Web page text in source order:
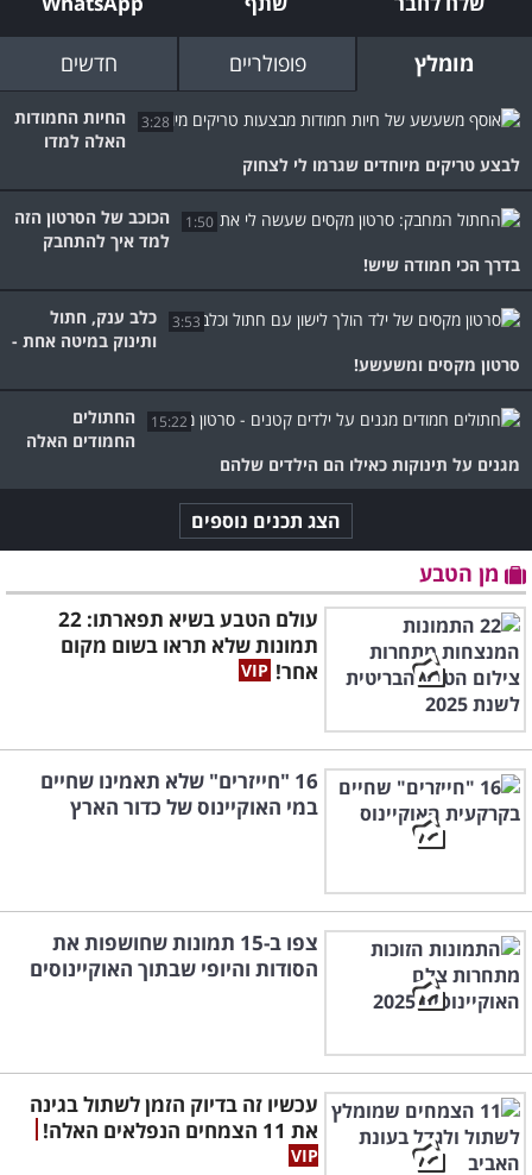
מומלץ פופולריים חדשים
3:28
החיות החמודות
האלה למדו
לבצע טריקים מיוחדים שגרמו לי לצחוק
1:50
הכוכב של הסרטון הזה
למד איך להתחבק
בדרך הכי חמודה שיש!
3:53
כלב ענק, חתול
ותינוק במיטה אחת -
סרטון מקסים ומשעשע!
15:22
החתולים
החמודים האלה
מגנים על תינוקות כאילו הם הילדים שלהם
הצג תכנים נוספים
מן הטבע
עולם הטבע בשיא תפארתו: 22
תמונות שלא תראו בשום מקום
אחר!
16 "חייזרים" שלא תאמינו שחיים
במי האוקיינוס של כדור הארץ
צפו ב-15 תמונות שחושפות את
הסודות והיופי שבתוך האוקיינוסים
עכשיו זה בדיוק הזמן לשתול בגינה
את 11 הצמחים הנפלאים האלה!